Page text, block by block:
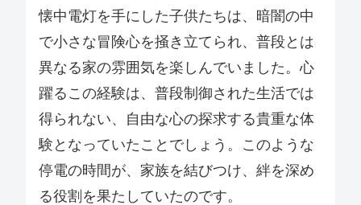
懐中電灯を手にした子供たちは、暗闇の中
で小さな冒険心を掻き立てられ、普段とは
異なる家の雰囲気を楽しんでいました。心
躍るこの経験は、普段制御された生活では
得られない、自由な心の探求する貴重な体
験となっていたことでしょう。このような
停電の時間が、家族を結びつけ、絆を深め
る役割を果たしていたのです。